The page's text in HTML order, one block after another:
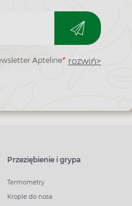
Apteline* rozwiń>
Przeziębienie i grypa
Termometry
Krople do nosa